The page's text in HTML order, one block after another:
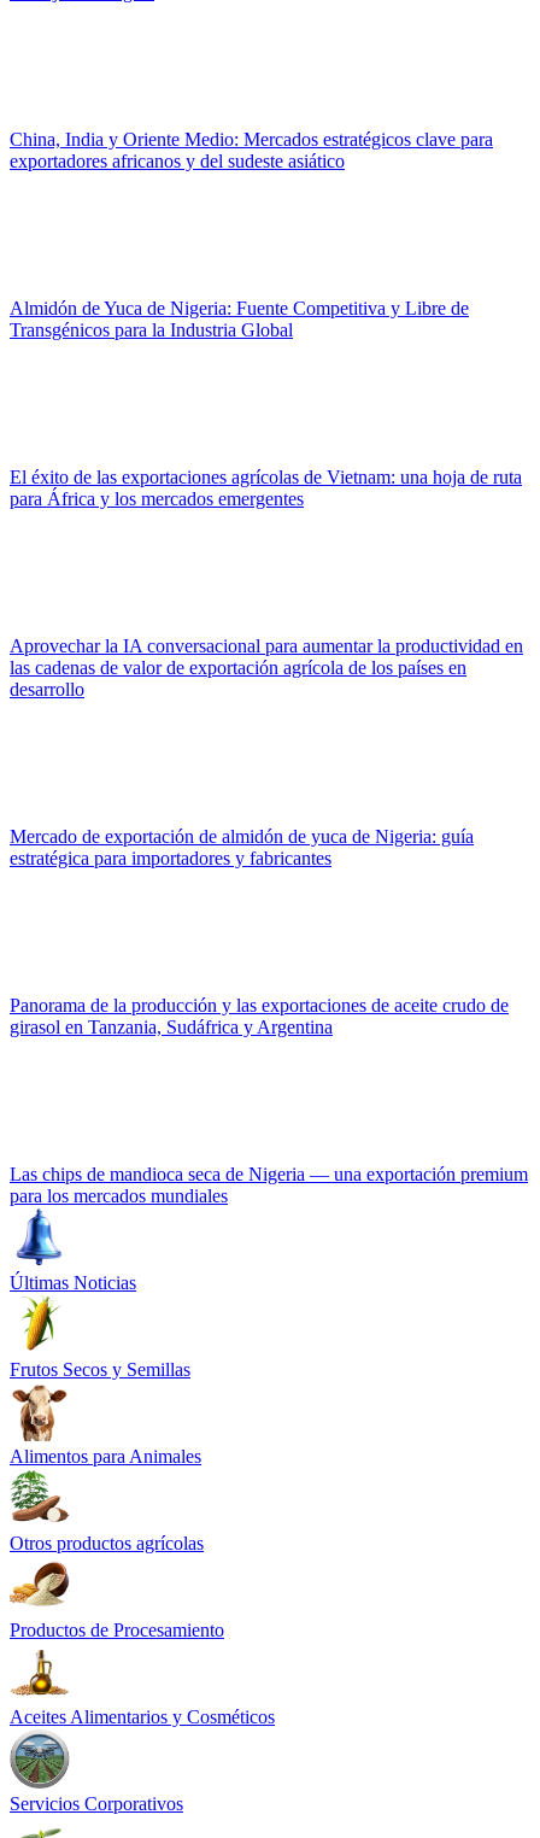
China, India y Oriente Medio: Mercados estratégicos clave para
exportadores africanos y del sudeste asiático
Almidón de Yuca de Nigeria: Fuente Competitiva y Libre de
Transgénicos para la Industria Global
El éxito de las exportaciones agrícolas de Vietnam: una hoja de ruta
para África y los mercados emergentes
Aprovechar la IA conversacional para aumentar la productividad en
las cadenas de valor de exportación agrícola de los países en
desarrollo
Mercado de exportación de almidón de yuca de Nigeria: guía
estratégica para importadores y fabricantes
Panorama de la producción y las exportaciones de aceite crudo de
girasol en Tanzania, Sudáfrica y Argentina
Las chips de mandioca seca de Nigeria — una exportación premium
para los mercados mundiales
Últimas Noticias
Frutos Secos y Semillas
Alimentos para Animales
Otros productos agrícolas
Productos de Procesamiento
Aceites Alimentarios y Cosméticos
Servicios Corporativos